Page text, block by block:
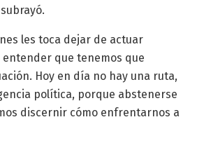
les toca dejar de actuar
entender que tenemos que
Hoy en día no hay una ruta,
política, porque abstenerse
discernir cómo enfrentarnos a